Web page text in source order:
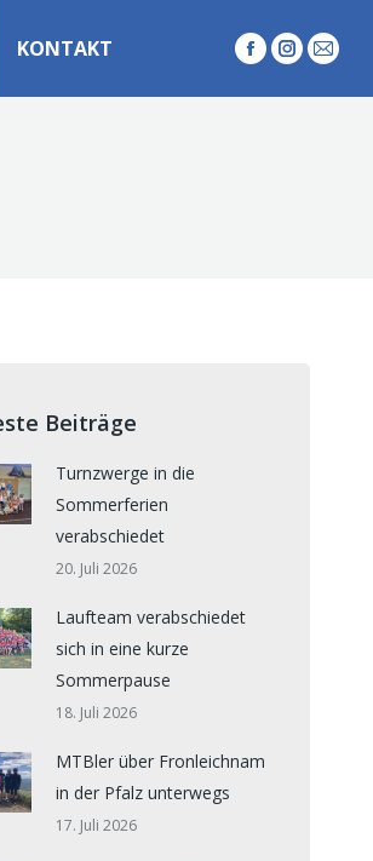
KONTAKT
Facebook
E-
Mail
Beiträge
Turnzwerge in die
Sommerferien
verabschiedet
20. Juli 2026
Laufteam verabschiedet
sich in eine kurze
Sommerpause
18. Juli 2026
MTBler über Fronleichnam
in der Pfalz unterwegs
17. Juli 2026